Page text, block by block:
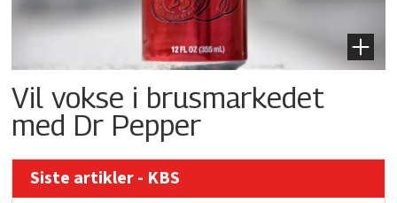
Vil vokse i brusmarkedet
med Dr Pepper
Siste artikler - KBS